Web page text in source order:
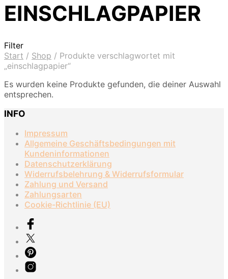
EINSCHLAGPAPIER
Filter
Start / Shop / Produkte verschlagwortet mit
„einschlagpapier“
Es wurden keine Produkte gefunden, die deiner Auswahl
entsprechen.
INFO
Impressum
Allgemeine Geschäftsbedingungen mit
Kundeninformationen
Datenschutzerklärung
Widerrufsbelehrung & Widerrufsformular
Zahlung und Versand
Zahlungsarten
Cookie-Richtlinie (EU)